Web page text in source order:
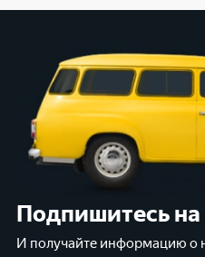
Подпишитесь
И получайте информацию о